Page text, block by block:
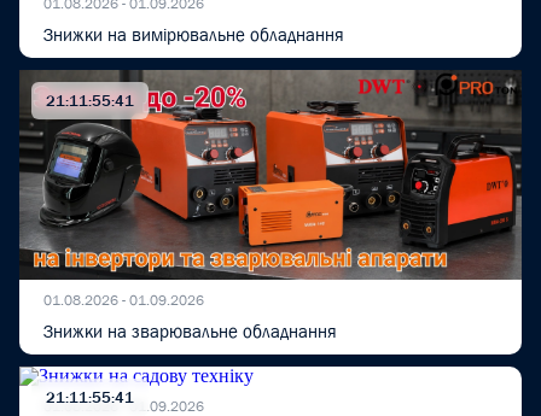
01.08.2026 - 01.09.2026
Знижки на вимірювальне обладнання
01.08.2026 - 01.09.2026
Знижки на зварювальне обладнання
21:11:55:40
01.08.2026 - 01.09.2026
21:11:55:40